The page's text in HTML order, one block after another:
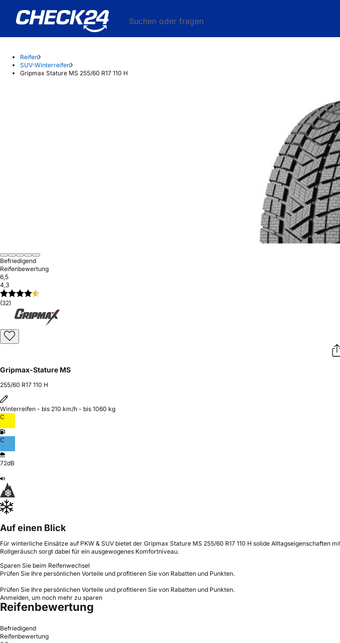
Suchen oder fragen
Reifen
SUV-Winterreifen
Gripmax Stature MS 255/60 R17 110 H
Befriedigend
Reifenbewertung
6,5
4,3
(32)
Gripmax-Stature MS
255/60 R17 110 H
Winterreifen - bis 210 km/h - bis 1060 kg
C
C
72dB
Auf einen Blick
Für winterliche Einsätze auf PKW & SUV bietet der Gripmax Stature MS 255/60 R17 110 H solide
Rollgeräusch sorgt dabei für ein ausgewogenes Komfortniveau.
Sparen Sie beim Reifenwechsel
Prüfen Sie Ihre persönlichen Vorteile und profitieren Sie von Rabatten und Punkten.
Prüfen Sie Ihre persönlichen Vorteile und profitieren Sie von Rabatten und Punkten.
Anmelden, um noch mehr zu sparen
Reifenbewertung
Befriedigend
Reifenbewertung